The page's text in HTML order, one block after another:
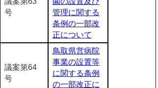
号
管理に関する
条例の一部改
正について
議案第64
号
鳥取県営病院
事業の設置等
に関する条例
の一部改正に